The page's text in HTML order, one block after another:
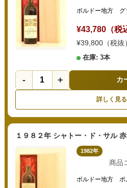
ボルドー地方 グ
¥43,780（税
¥39,800（税抜）
在庫: 3本
- + カ
詳しく見
１９８２年 シャトー・ド・サル
1982年
商品
ボルドー地方 ポ